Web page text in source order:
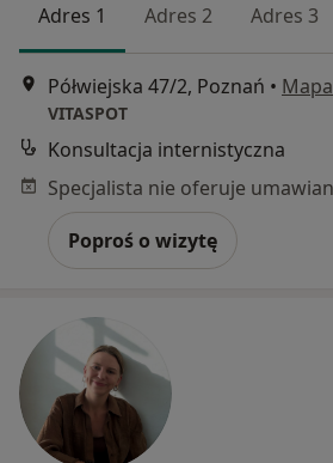
Adres 1 Adres 2 Adres 3
Półwiejska 47/2, Poznań • Mapa
VITASPOT
Konsultacja internistyczna
Poproś o wizytę